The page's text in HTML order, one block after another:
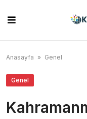
content
Anasayfa » Genel
Genel